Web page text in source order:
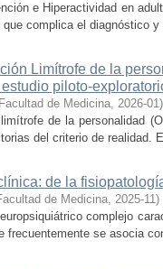
e Hiperactividad en
complica el diagnóstico
Limítrofe de la
piloto-
Facultad de Medicina, 2026-01)
de la personalidad
del criterio de realidad.
de la
de Medicina, 2025-11)
complejo
frecuentemente se asocia